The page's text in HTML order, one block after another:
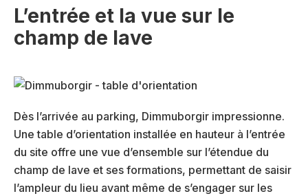
L’entrée et la vue sur le
champ de lave
Dès l’arrivée au parking, Dimmuborgir impressionne.
Une table d’orientation installée en hauteur à l’entrée
du site offre une vue d’ensemble sur l’étendue du
champ de lave et ses formations, permettant de saisir
l’ampleur du lieu avant même de s’engager sur les